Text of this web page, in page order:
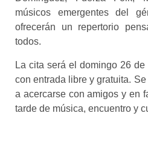
músicos emergentes del
ofrecerán un repertorio
todos.
La cita será el domingo 26
con entrada libre y gratuita.
a acercarse con amigos y en
tarde de música, encuentro y